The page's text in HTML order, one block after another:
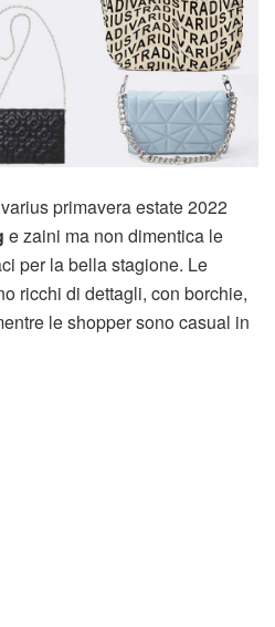
primavera estate 2022
e zaini ma non dimentica le
per la bella stagione. Le
ricchi di dettagli, con borchie,
le shopper sono casual in